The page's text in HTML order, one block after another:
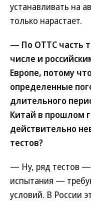
устанавливать на
только нарастает.
— По ОТТС часть
числе и
Европе, потому
определенные
длительного
Китай в прошлом
действительно
тестов?
— Ну, ряд тестов
испытания —
условий. В России